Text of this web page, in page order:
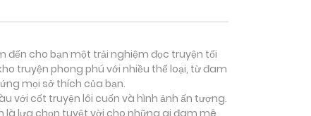
đến cho bạn một trải nghiệm đọc truyện tối
truyện phong phú với nhiều thể loại, từ đam
mọi sở thích của bạn.
với cốt truyện lôi cuốn và hình ảnh ấn tượng.